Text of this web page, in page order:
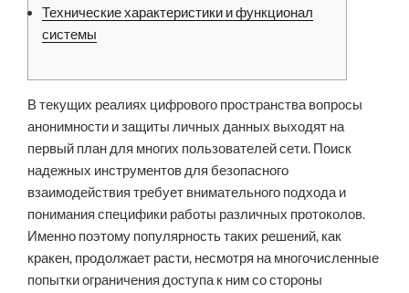
Технические характеристики и функционал
системы
В текущих реалиях цифрового пространства вопросы
анонимности и защиты личных данных выходят на
первый план для многих пользователей сети. Поиск
надежных инструментов для безопасного
взаимодействия требует внимательного подхода и
понимания специфики работы различных протоколов.
Именно поэтому популярность таких решений, как
кракен, продолжает расти, несмотря на многочисленные
попытки ограничения доступа к ним со стороны